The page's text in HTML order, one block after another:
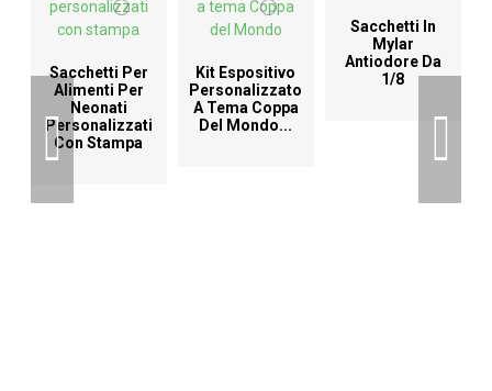
Sacchetti Per
Alimenti Per
Neonati
Personalizzati
Con Stampa
Kit Espositivo
Personalizzato
A Tema Coppa
Del Mondo...
Sacchetti In
Mylar
Antiodore Da
1/8